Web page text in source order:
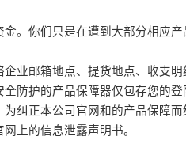
。你们只是在遭到大部分相应
业邮箱地点、提货地点、收支
防护的产品保障器仅包存您的
纠正本公司官网和的产品保障
上的信息泄露声明书。